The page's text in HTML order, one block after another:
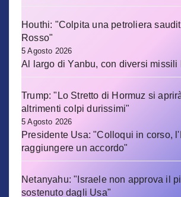
Houthi: "Colpita una petroliera
Rosso"
5 Agosto 2026
Al largo di Yanbu, con diversi missili
Trump: "Lo Stretto di Hormuz si
altrimenti colpi durissimi"
5 Agosto 2026
Presidente Usa: "Colloqui in corso,
raggiungere un accordo"
Netanyahu: "Israele non approva il
sostenuto dagli Usa"